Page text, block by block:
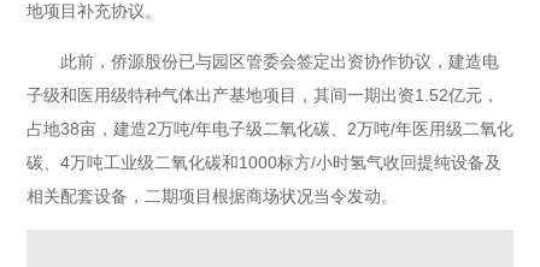
地项目补充协议。
此前，侨源股份已与园区管委会签定出资协作协议，建造电
子级和医用级特种气体出产基地项目，其间一期出资1.52亿元，
占地38亩，建造2万吨/年电子级二氧化碳、2万吨/年医用级二氧化
碳、4万吨工业级二氧化碳和1000标方/小时氢气收回提纯设备及
相关配套设备，二期项目根据商场状况当令发动。